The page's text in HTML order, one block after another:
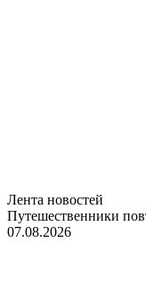
Лента новостей
Путешественники
07.08.2026